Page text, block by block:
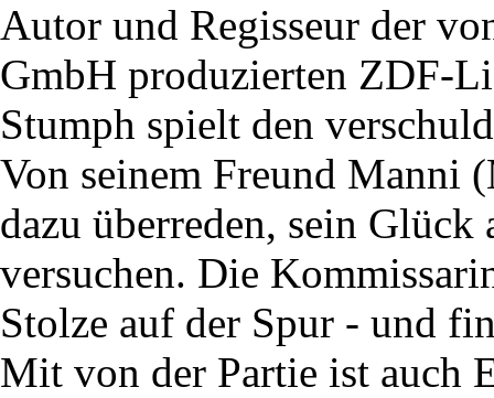
Autor und Regisseur der
GmbH produzierten ZDF-
Stumph spielt den
Von seinem Freund Manni
dazu überreden, sein
versuchen. Die
Stolze auf der Spur - und
Mit von der Partie ist auch